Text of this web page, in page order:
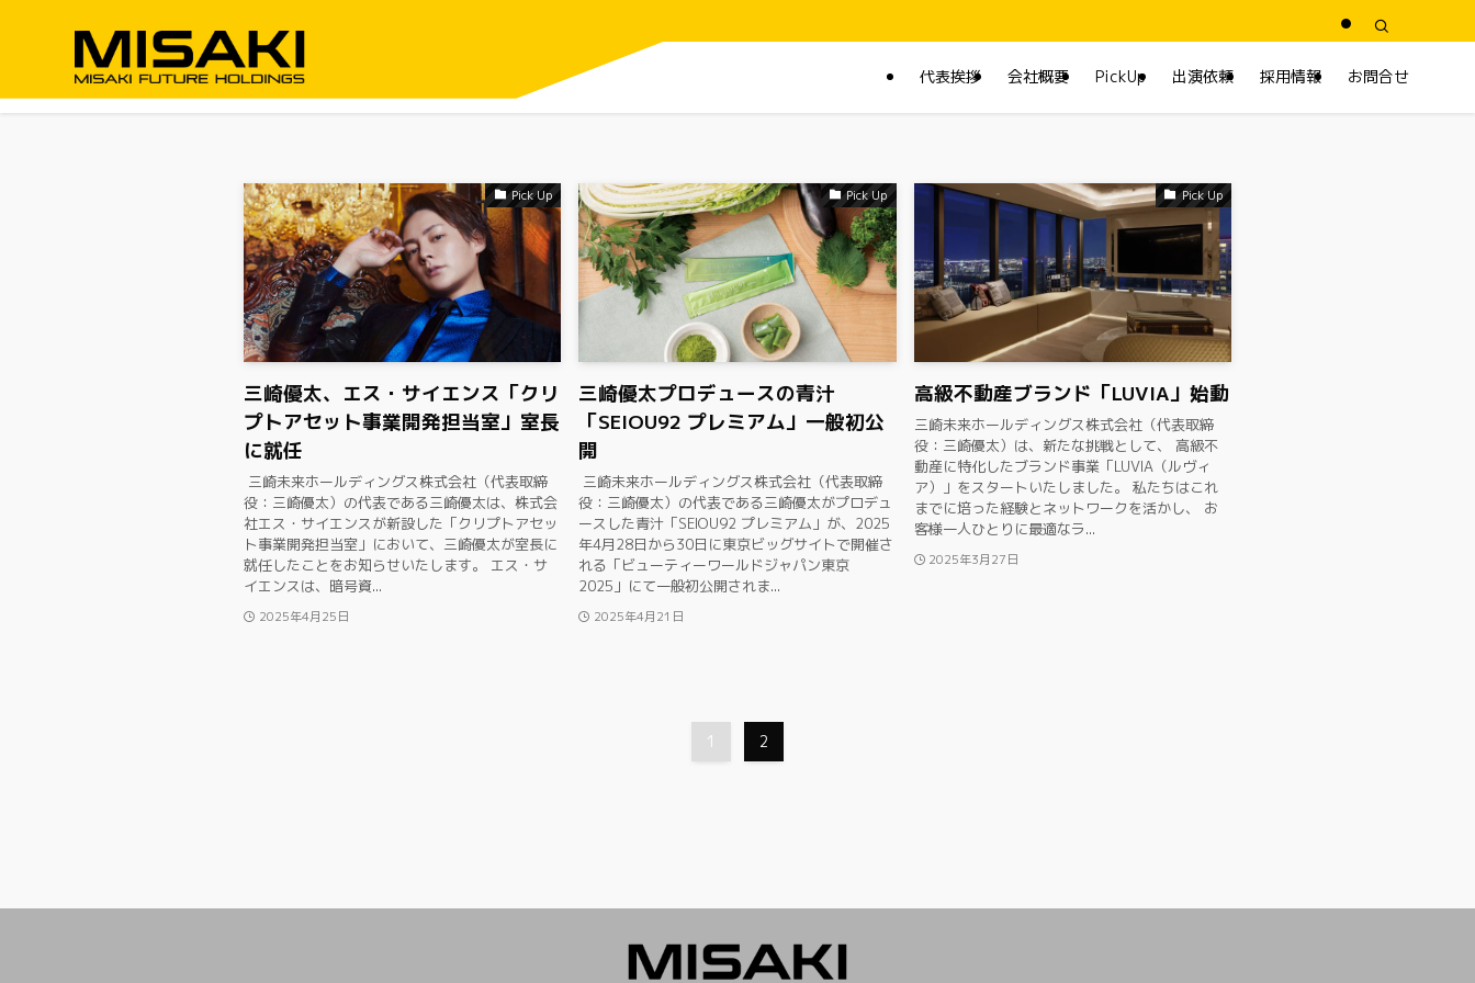
代表挨拶 会社概要 PickUp 出演依頼 採用情報 お問合せ
Pick Up
三崎優太、エス・サイエンス「クリ
プトアセット事業開発担当室」室長
に就任
​ 三崎未来ホールディングス株式会社（代表取締
役：三崎優太）の代表である三崎優太は、株式会
社エス・サイエンスが新設した「クリプトアセッ
ト事業開発担当室」において、三崎優太が室長に
就任したことをお知らせいたします。 エス・サ
イエンスは、暗号資...
2025年4月25日
Pick Up
三崎優太プロデュースの青汁
「SEIOU92 プレミアム」一般初公
開
​ 三崎未来ホールディングス株式会社（代表取締
役：三崎優太）の代表である三崎優太がプロデュ
ースした青汁「SEIOU92 プレミアム」が、2025
年4月28日から30日に東京ビッグサイトで開催さ
れる「ビューティーワールドジャパン東京
2025」にて一般初公開されま...
2025年4月21日
Pick Up
高級不動産ブランド「LUVIA」始動
​三崎未来ホールディングス株式会社（代表取締
役：三崎優太）は、新たな挑戦として、 高級不
動産に特化したブランド事業「LUVIA（ルヴィ
ア）」をスタートいたしました。 私たちはこれ
までに培った経験とネットワークを活かし、 お
客様一人ひとりに最適なラ...
2025年3月27日
1 2